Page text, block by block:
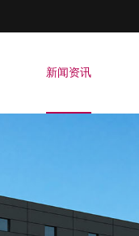
新闻资讯